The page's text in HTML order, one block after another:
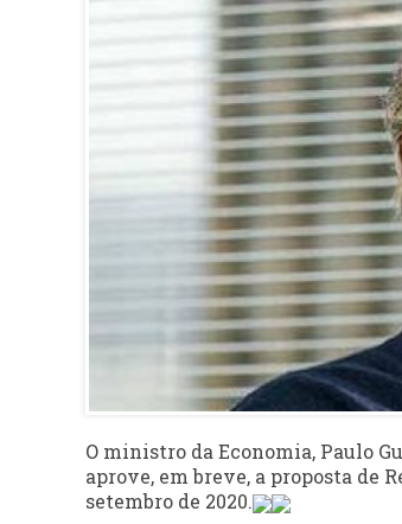
O ministro da Economia, Paulo
aprove, em breve, a proposta
setembro de 2020.